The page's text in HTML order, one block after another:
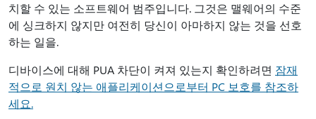
치할 수 있는 소프트웨어 범주입니다. 그것은 맬웨어의 수준
에 싱크하지 않지만 여전히 당신이 아마하지 않는 것을 선호
하는 일을.
디바이스에 대해 PUA 차단이 켜져 있는지 확인하려면 잠재
적으로 원치 않는 애플리케이션으로부터 PC 보호를 참조하
세요.